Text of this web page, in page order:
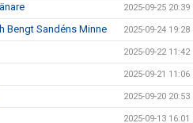
2025-09-25 20:39
Bengt Sandéns Minne 2025-09-24 19:28
2025-09-22 11:42
2025-09-21 11:06
2025-09-20 20:53
2025-09-13 16:01